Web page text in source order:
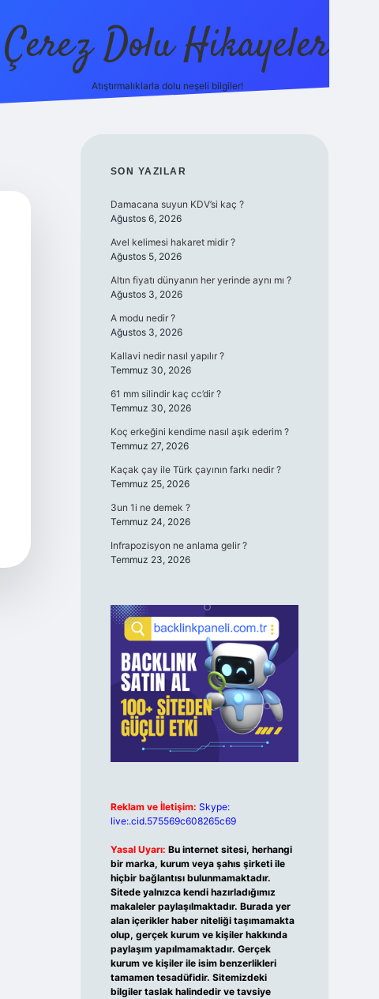
Çerez Dolu Hikayeler
Atıştırmalıklarla dolu neşeli bilgiler!
SIDEBAR
SON YAZILAR
Damacana suyun KDV’si kaç ?
Ağustos 6, 2026
Avel kelimesi hakaret midir ?
Ağustos 5, 2026
Altın fiyatı dünyanın her yerinde aynı mı ?
Ağustos 3, 2026
A modu nedir ?
Ağustos 3, 2026
Kallavi nedir nasıl yapılır ?
Temmuz 30, 2026
61 mm silindir kaç cc’dir ?
Temmuz 30, 2026
Koç erkeğini kendime nasıl aşık ederim ?
Temmuz 27, 2026
Kaçak çay ile Türk çayının farkı nedir ?
Temmuz 25, 2026
3un 1i ne demek ?
Temmuz 24, 2026
Infrapozisyon ne anlama gelir ?
Temmuz 23, 2026
Reklam ve İletişim: Skype:
live:.cid.575569c608265c69
Yasal Uyarı: Bu internet sitesi, herhangi
bir marka, kurum veya şahıs şirketi ile
hiçbir bağlantısı bulunmamaktadır.
Sitede yalnızca kendi hazırladığımız
makaleler paylaşılmaktadır. Burada yer
alan içerikler haber niteliği taşımamakta
olup, gerçek kurum ve kişiler hakkında
paylaşım yapılmamaktadır. Gerçek
kurum ve kişiler ile isim benzerlikleri
tamamen tesadüfidir. Sitemizdeki
bilgiler taslak halindedir ve tavsiye